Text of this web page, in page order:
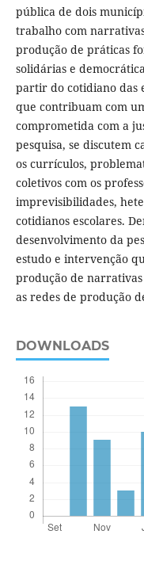
pública de dois
trabalho com
produção de práticas
solidárias e
partir do cotidiano das
que contribuam com
comprometida com a
pesquisa, se discutem
os currículos,
coletivos com os
imprevisibilidades,
cotidianos escolares.
desenvolvimento da
estudo e intervenção
produção de
as redes de produção
DOWNLOADS